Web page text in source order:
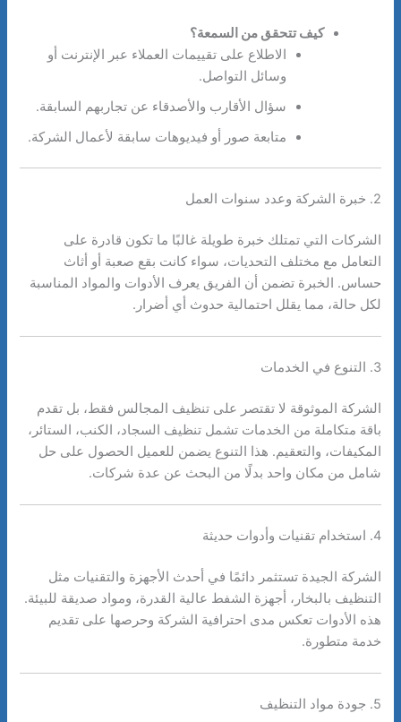
كيف تتحقق من السمعة؟
الاطلاع على تقييمات العملاء عبر الإنترنت أو
وسائل التواصل.
سؤال الأقارب والأصدقاء عن تجاربهم السابقة.
متابعة صور أو فيديوهات سابقة لأعمال الشركة.
2. خبرة الشركة وعدد سنوات العمل
الشركات التي تمتلك خبرة طويلة غالبًا ما تكون قادرة على
التعامل مع مختلف التحديات، سواء كانت بقع صعبة أو أثاث
حساس. الخبرة تضمن أن الفريق يعرف الأدوات والمواد المناسبة
لكل حالة، مما يقلل احتمالية حدوث أي أضرار.
3. التنوع في الخدمات
الشركة الموثوقة لا تقتصر على تنظيف المجالس فقط، بل تقدم
باقة متكاملة من الخدمات تشمل تنظيف السجاد، الكنب، الستائر،
المكيفات، والتعقيم. هذا التنوع يضمن للعميل الحصول على حل
شامل من مكان واحد بدلًا من البحث عن عدة شركات.
4. استخدام تقنيات وأدوات حديثة
الشركة الجيدة تستثمر دائمًا في أحدث الأجهزة والتقنيات مثل
التنظيف بالبخار، أجهزة الشفط عالية القدرة، ومواد صديقة للبيئة.
هذه الأدوات تعكس مدى احترافية الشركة وحرصها على تقديم
خدمة متطورة.
5. جودة مواد التنظيف